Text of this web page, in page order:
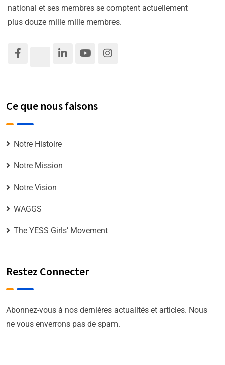
national et ses membres se comptent actuellement
plus douze mille mille membres.
Ce que nous faisons
Notre Histoire
Notre Mission
Notre Vision
WAGGS
The YESS Girls’ Movement
Restez Connecter
Abonnez-vous à nos dernières actualités et articles. Nous
ne vous enverrons pas de spam.